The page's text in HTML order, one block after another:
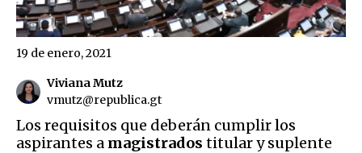
Viviana Mutz
vmutz@republica.gt
19 de enero, 2021
Los requisitos que deberán cumplir los
aspirantes a magistrados titular y suplente